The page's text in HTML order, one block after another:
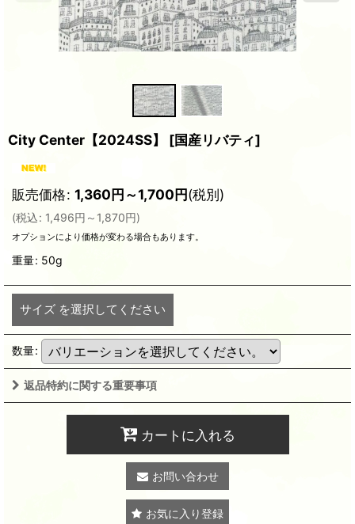
City Center【2024SS】 [国産リバティ]
販売価格: 1,360円～1,700円(税別)
(税込: 1,496円 ～1,870円)
オプションにより価格が変わる場合もあります。
重量: 50g
サイズ を選択してください
数量:
返品特約に関する重要事項
カートに入れる
お問い合わせ
お気に入り登録